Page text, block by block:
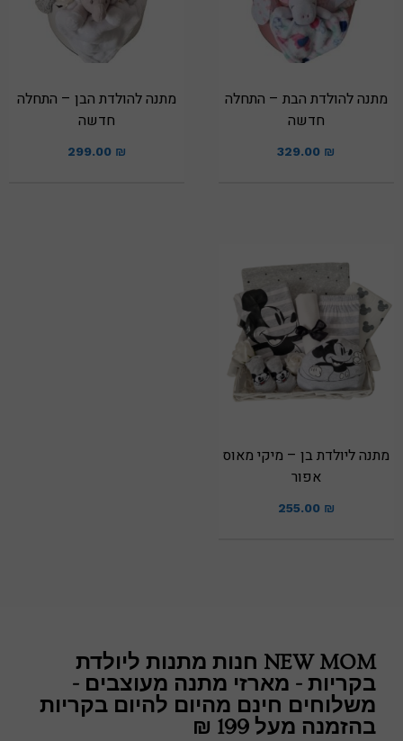
מתנה להולדת הבת – התחלה
חדשה
329.00 ₪
מתנה להולדת הבן – התחלה
חדשה
299.00 ₪
מתנה ליולדת בן – מיקי מאוס
אפור
255.00 ₪
NEW MOM חנות מתנות ליולדת
בקריות - מארזי מתנה מעוצבים -
משלוחים חינם מהיום להיום בקריות
בהזמנה מעל 199 ₪